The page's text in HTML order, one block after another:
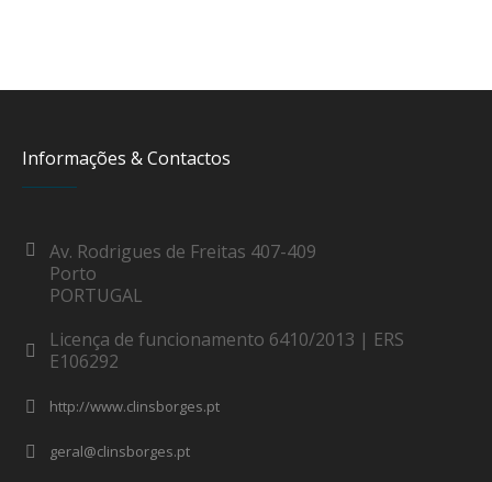
Informações & Contactos
Av. Rodrigues de Freitas 407-409
Porto
PORTUGAL
Licença de funcionamento 6410/2013 | ERS
E106292
http://www.clinsborges.pt
geral@clinsborges.pt